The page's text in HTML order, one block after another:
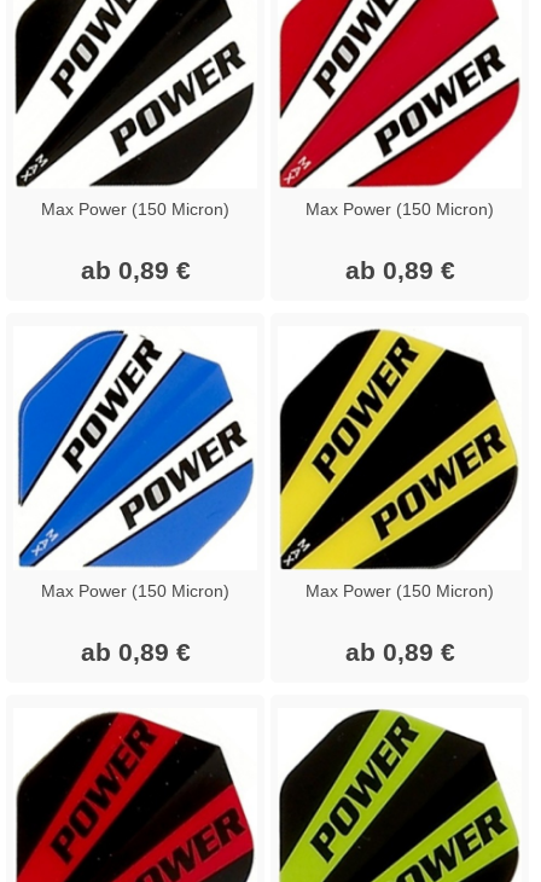
Max Power (150 Micron)
ab 0,89 €
Max Power (150 Micron)
ab 0,89 €
Max Power (150 Micron)
ab 0,89 €
Max Power (150 Micron)
ab 0,89 €